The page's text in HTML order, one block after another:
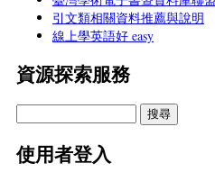
引文類相關資料推薦與說明
線上學英語好 easy
資源探索服務
使用者登入